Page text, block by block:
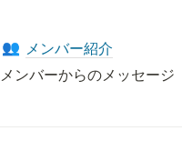
👥 メンバー紹介
メンバーからのメッセージ